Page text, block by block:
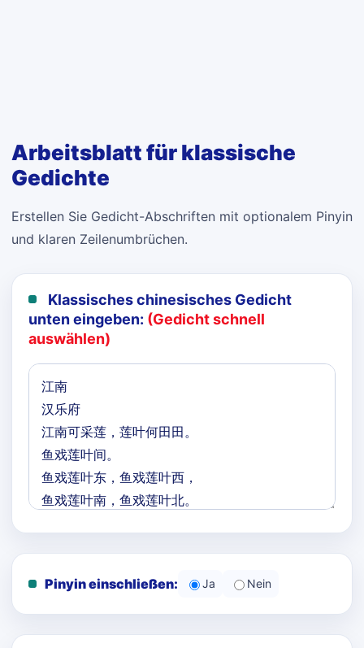
Arbeitsblatt für klassische
Gedichte
Erstellen Sie Gedicht-Abschriften mit optionalem Pinyin
und klaren Zeilenumbrüchen.
Klassisches chinesisches Gedicht
unten eingeben: (Gedicht schnell
auswählen)
Pinyin einschließen: Ja Nein